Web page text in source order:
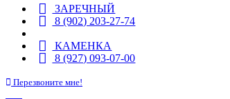
ЗАРЕЧНЫЙ
8 (902) 203-27-74
КАМЕНКА
8 (927) 093-07-00
Перезвоните мне!